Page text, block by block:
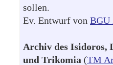
sollen.
Ev. Entwurf von BGU
Archiv des Isidoros,
und Trikomia (TM